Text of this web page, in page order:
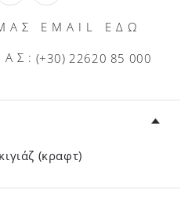
EMAIL ΕΔΩ
(+30) 22620 85 000
(κραφτ)